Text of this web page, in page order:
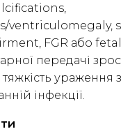
ventriculomegaly,
FGR або
передачі
тяжкість ураження
інфекції.